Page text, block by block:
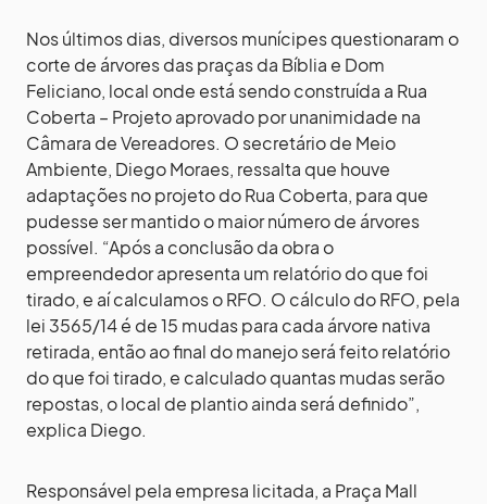
Nos últimos dias, diversos munícipes questionaram o
corte de árvores das praças da Bíblia e Dom
Feliciano, local onde está sendo construída a Rua
Coberta – Projeto aprovado por unanimidade na
Câmara de Vereadores. O secretário de Meio
Ambiente, Diego Moraes, ressalta que houve
adaptações no projeto do Rua Coberta, para que
pudesse ser mantido o maior número de árvores
possível. “Após a conclusão da obra o
empreendedor apresenta um relatório do que foi
tirado, e aí calculamos o RFO. O cálculo do RFO, pela
lei 3565/14 é de 15 mudas para cada árvore nativa
retirada, então ao final do manejo será feito relatório
do que foi tirado, e calculado quantas mudas serão
repostas, o local de plantio ainda será definido”,
explica Diego.
Responsável pela empresa licitada, a Praça Mall